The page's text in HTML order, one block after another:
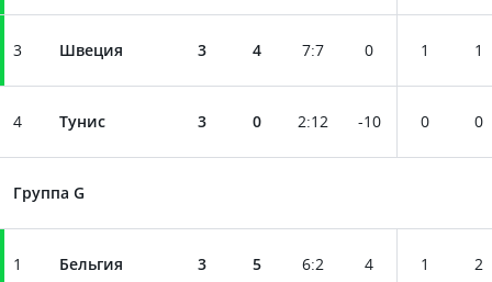
3 Швеция 3 4 7:7 0 1 1
4 Тунис 3 0 2:12 -10 0 0
Группа G
1 Бельгия 3 5 6:2 4 1 2